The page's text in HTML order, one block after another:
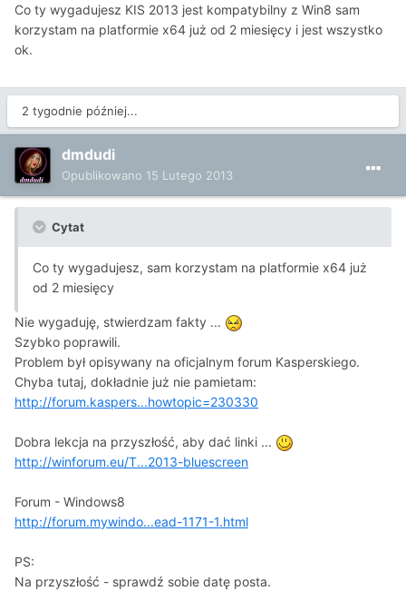
Co ty wygadujesz KIS 2013 jest kompatybilny z Win8 sam
korzystam na platformie x64 już od 2 miesięcy i jest wszystko
ok.
2 tygodnie później...
dmdudi
Opublikowano 15 Lutego 2013
Cytat
Co ty wygadujesz, sam korzystam na platformie x64 już
od 2 miesięcy
Nie wygaduję, stwierdzam fakty ...
Szybko poprawili.
Problem był opisywany na oficjalnym forum Kasperskiego.
Chyba tutaj, dokładnie już nie pamietam:
http://forum.kaspers...howtopic=230330
Dobra lekcja na przyszłość, aby dać linki ...
http://winforum.eu/T...2013-bluescreen
Forum - Windows8
http://forum.mywindo...ead-1171-1.html
PS:
Na przyszłość - sprawdź sobie datę posta.